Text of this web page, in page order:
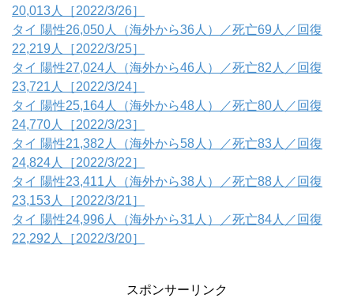
20,013人［2022/3/26］
タイ 陽性26,050人（海外から36人）／死亡69人／回復
22,219人［2022/3/25］
タイ 陽性27,024人（海外から46人）／死亡82人／回復
23,721人［2022/3/24］
タイ 陽性25,164人（海外から48人）／死亡80人／回復
24,770人［2022/3/23］
タイ 陽性21,382人（海外から58人）／死亡83人／回復
24,824人［2022/3/22］
タイ 陽性23,411人（海外から38人）／死亡88人／回復
23,153人［2022/3/21］
タイ 陽性24,996人（海外から31人）／死亡84人／回復
22,292人［2022/3/20］
スポンサーリンク